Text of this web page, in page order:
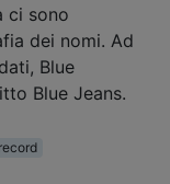
ci sono
dei nomi. Ad
Blue
Blue Jeans.